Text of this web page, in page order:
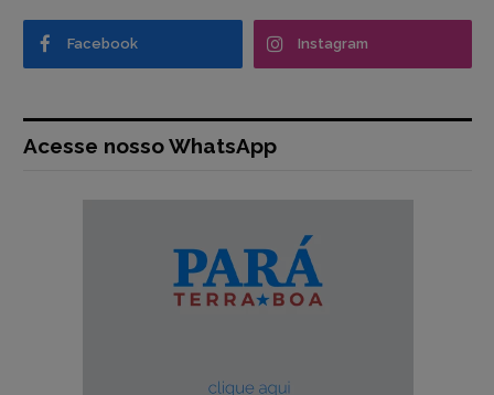
Facebook Instagram
Acesse nosso WhatsApp